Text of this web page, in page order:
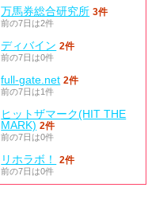
万馬券総合研究所 3件
前の7日は2件
ディバイン 2件
前の7日は0件
full-gate.net 2件
前の7日は1件
ヒットザマーク(HIT THE
MARK) 2件
前の7日は0件
リホラボ！
2件
前の7日は0件